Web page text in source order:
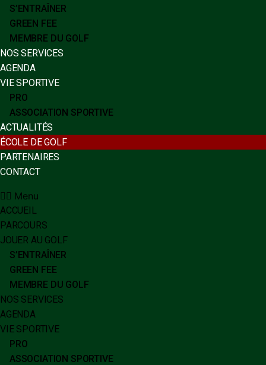
S’ENTRAÎNER
GREEN FEE
MEMBRE DU GOLF
NOS SERVICES
AGENDA
VIE SPORTIVE
PRO
ASSOCIATION SPORTIVE
ACTUALITÉS
ÉCOLE DE GOLF
PARTENAIRES
CONTACT
Menu
ACCUEIL
PARCOURS
JOUER AU GOLF
S’ENTRAÎNER
GREEN FEE
MEMBRE DU GOLF
NOS SERVICES
AGENDA
VIE SPORTIVE
PRO
ASSOCIATION SPORTIVE